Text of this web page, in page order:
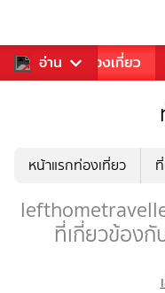
อ่าน
อาหาร ท่องเที่ยว
หน้าแรกท่องเที่ยว
ที่เกี่ยวข้อง